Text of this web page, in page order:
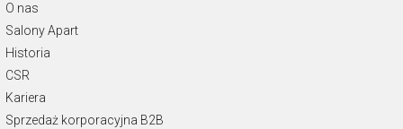
O nas
Salony Apart
Historia
CSR
Kariera
Sprzedaż korporacyjna B2B